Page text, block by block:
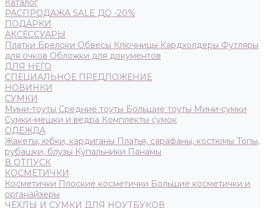
Каталог
РАСПРОДАЖА SALE ДО -20%
ПОДАРКИ
АКСЕССУАРЫ
Платки Брелоки Обвесы Ключницы Кардхолдеры Футляры
для очков Обложки для документов
ДЛЯ НЕГО
СПЕЦИАЛЬНОЕ ПРЕДЛОЖЕНИЕ
НОВИНКИ
СУМКИ
Мини-тоуты Средние тоуты Большие тоуты Мини-сумки
Сумки-мешки и ведра Комплекты сумок
ОДЕЖДА
Жакеты, юбки, кардиганы Платья, сарафаны, костюмы Топы,
рубашки, блузы Купальники Панамы
В ОТПУСК
КОСМЕТИЧКИ
Косметички Плоские косметички Большие косметички и
органайзеры
ЧЕХЛЫ И СУМКИ ДЛЯ НОУТБУКОВ